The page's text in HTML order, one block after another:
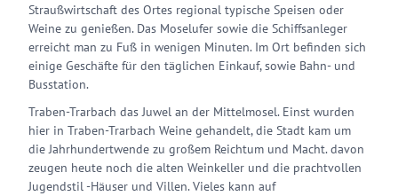
Straußwirtschaft des Ortes regional typische Speisen oder
Weine zu genießen. Das Moselufer sowie die Schiffsanleger
erreicht man zu Fuß in wenigen Minuten. Im Ort befinden sich
einige Geschäfte für den täglichen Einkauf, sowie Bahn- und
Busstation.
Traben-Trarbach das Juwel an der Mittelmosel. Einst wurden
hier in Traben-Trarbach Weine gehandelt, die Stadt kam um
die Jahrhundertwende zu großem Reichtum und Macht. davon
zeugen heute noch die alten Weinkeller und die prachtvollen
Jugendstil -Häuser und Villen. Vieles kann auf